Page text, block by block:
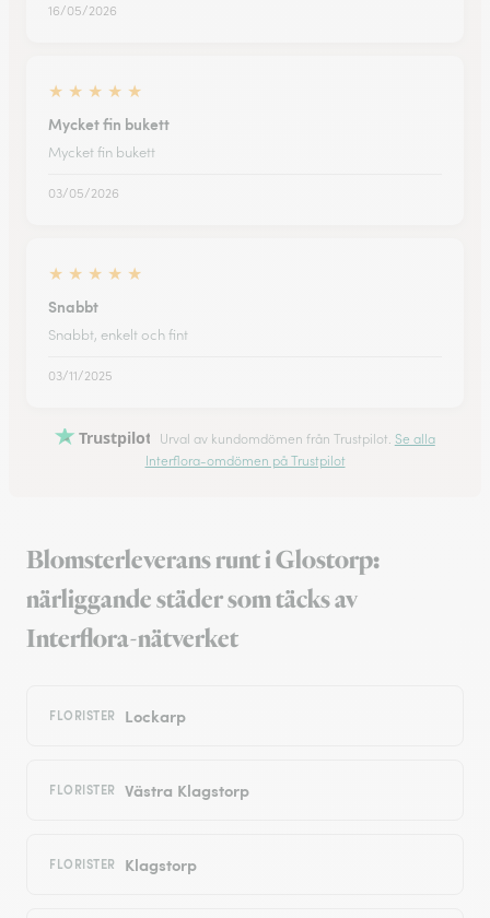
16/05/2026
★ ★ ★ ★ ★
Mycket fin bukett
Mycket fin bukett
03/05/2026
★ ★ ★ ★ ★
Snabbt
Snabbt, enkelt och fint
03/11/2025
Trustpilot Urval av kundomdömen från Trustpilot. Se alla
Interflora-omdömen på Trustpilot
Blomsterleverans runt i Glostorp:
närliggande städer som täcks av
Interflora-nätverket
FLORISTER Lockarp
FLORISTER Västra Klagstorp
FLORISTER Klagstorp